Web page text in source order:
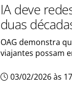
IA deve
duas
OAG demonstra
viajantes possam
03/02/2026 às